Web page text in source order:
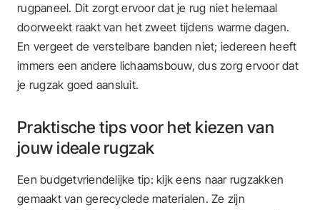
rugpaneel. Dit zorgt ervoor dat je rug niet helemaal
doorweekt raakt van het zweet tijdens warme dagen.
En vergeet de verstelbare banden niet; iedereen heeft
immers een andere lichaamsbouw, dus zorg ervoor dat
je rugzak goed aansluit.
Praktische tips voor het kiezen van
jouw ideale rugzak
Een budgetvriendelijke tip: kijk eens naar rugzakken
gemaakt van gerecyclede materialen. Ze zijn